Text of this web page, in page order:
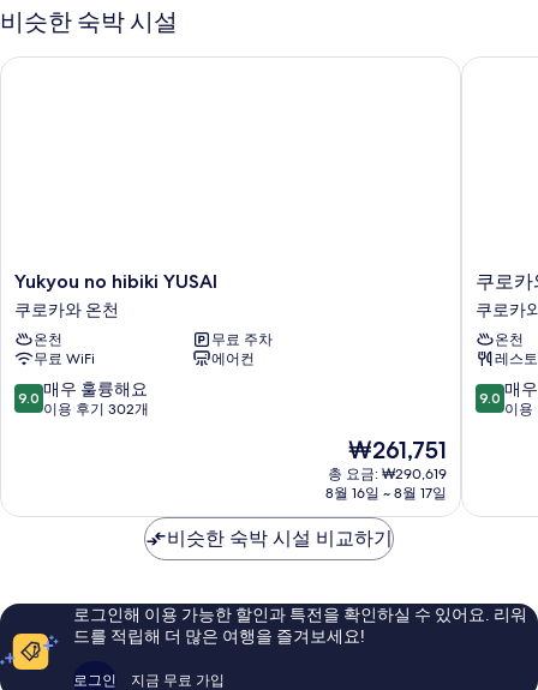
기
보
기
비슷한 숙박 시설
Yukyou
no
hibiki
YUSAI
쿠
로
카
Yukyou no hibiki YUSAI
쿠로카와 온천
온천
무료 주차
무료 WiFi
에어컨
10
점
점,
륭
요,
이
9.0 매우 훌륭해요
이용 후기 302개
현
재
요
₩261,751
₩261,751
총 요금: ₩290,619
8월 16일 ~ 8월 17일
Yukyou no hibiki YUSAI
쿠
로
카
와
온
센
유
로
천
쿠로
쿠로카
온천
레스
10
점
점,
륭
해
9.0 매
이용
쿠로카
비슷한 숙박 시설 비교하기
로그인해 이용 가능한 할인과 특전을 확인하실 수 있어요. 리워
드를 적립해 더 많은 여행을 즐겨보세요!
로그인 지금 무료 가입